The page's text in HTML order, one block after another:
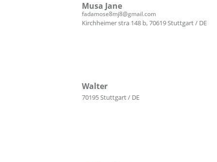
Musa Jane
fadamose8mj8@gmail.com
Kirchheimer stra 148 b, 70619 Stuttgart / DE
Walter
70195 Stuttgart / DE